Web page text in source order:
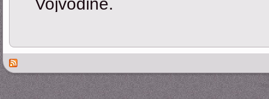
Vojvodine.